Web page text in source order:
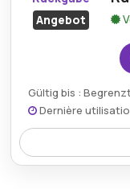
Angebot
Gültig bis :
Dernière
Kiehls bietet